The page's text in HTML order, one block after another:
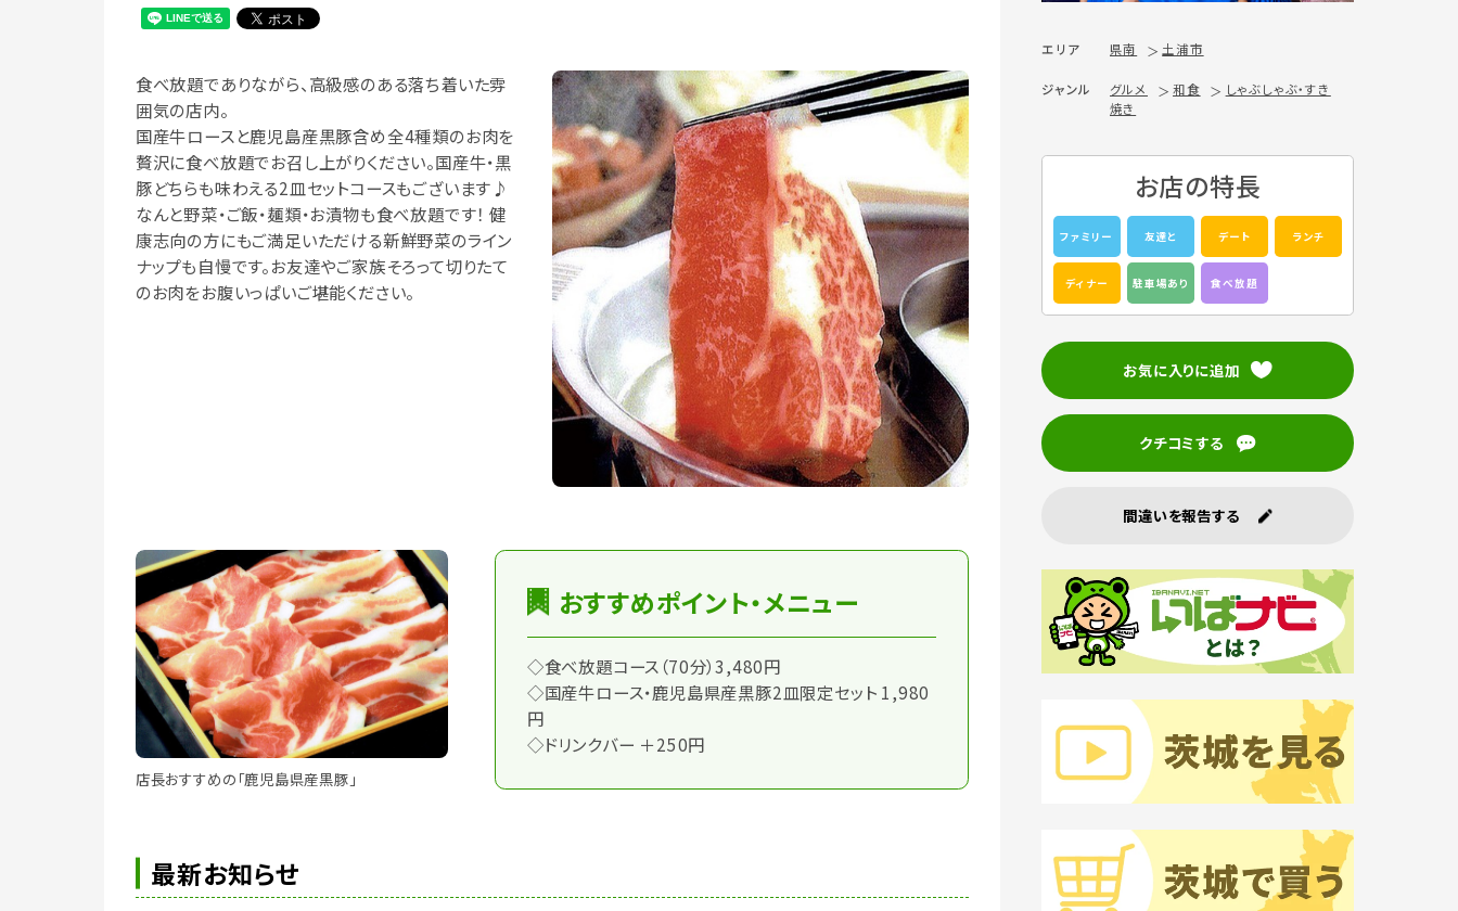
食べ放題でありながら、高級感のある落ち着いた雰
囲気の店内。
国産牛ロースと鹿児島産黒豚含め全4種類のお肉を
贅沢に食べ放題でお召し上がりください。国産牛・黒
豚どちらも味わえる2皿セットコースもございます♪
なんと野菜・ご飯・麺類・お漬物も食べ放題です！ 健
康志向の方にもご満足いただける新鮮野菜のライン
ナップも自慢です。お友達やご家族そろって切りたて
のお肉をお腹いっぱいご堪能ください。
店長おすすめの「鹿児島県産黒豚」
おすすめポイント・メニュー
◇食べ放題コース（70分）3,480円
◇国産牛ロース・鹿児島県産黒豚2皿限定セット 1,980
円
◇ドリンクバー ＋250円
最新お知らせ
エリア 県南 土浦市
ジャンル グルメ 和食
しゃぶしゃぶ・すき
焼き
お店の特長
ファミリー 友達と デート ランチ
ディナー 駐車場あり 食べ放題
お気に入りに追加
クチコミする
間違いを報告する